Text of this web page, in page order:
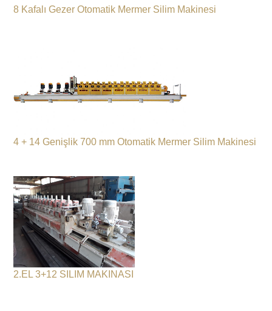
8 Kafalı Gezer Otomatik Mermer Silim Makinesi
4 + 14 Genişlik 700 mm Otomatik Mermer Silim Makinesi
2.EL 3+12 SILIM MAKINASI